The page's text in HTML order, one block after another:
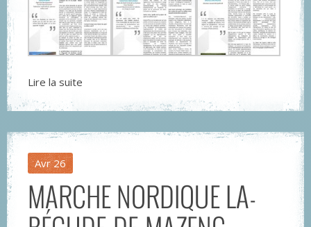
Lire la suite
Avr 26
MARCHE NORDIQUE LA-